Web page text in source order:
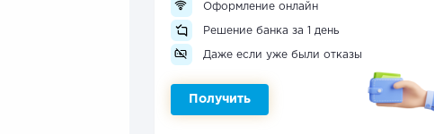
Оформление онлайн
Решение банка за 1 день
Даже если уже были отказы
Получить